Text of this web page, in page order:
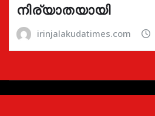
നിര്യാതയായി
irinjalakudatimes.com